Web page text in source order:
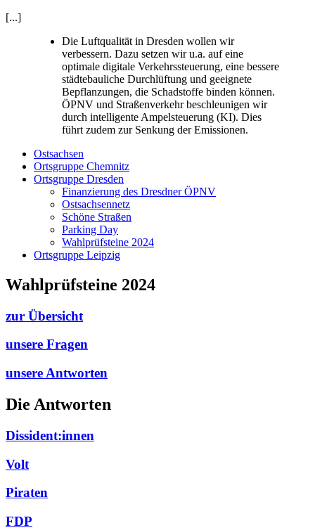
[...]
Die Luftqualität in Dresden wollen wir
verbessern. Dazu setzen wir u.a. auf eine
optimale digitale Verkehrssteuerung, eine bessere
städtebauliche Durchlüftung und geeignete
Bepflanzungen, die Schadstoffe binden können.
ÖPNV und Straßenverkehr beschleunigen wir
durch intelligente Ampelsteuerung (KI). Dies
führt zudem zur Senkung der Emissionen.
Ostsachsen
Ortsgruppe Chemnitz
Ortsgruppe Dresden
Finanzierung des Dresdner ÖPNV
Ostsachsennetz
Schöne Straßen
Parking Day
Wahlprüfsteine 2024
Ortsgruppe Leipzig
Wahlprüfsteine 2024
zur Übersicht
unsere Fragen
unsere Antworten
Die Antworten
Dissident:innen
Volt
Piraten
FDP